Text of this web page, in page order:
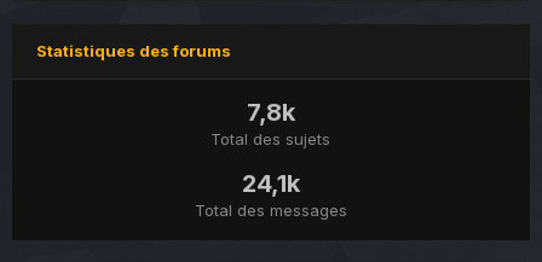
Statistiques des forums
7,8k
Total des sujets
24,1k
Total des messages